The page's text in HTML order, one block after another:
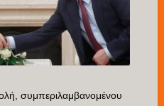
συμπεριλαμβανομένου